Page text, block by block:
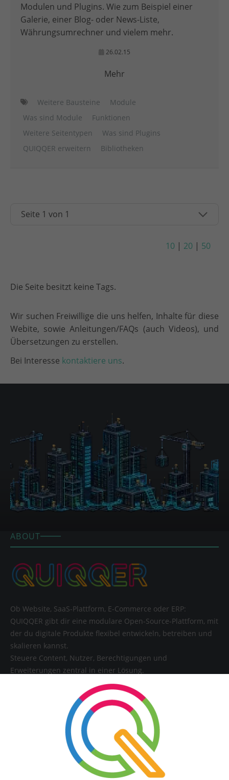
Modulen und Plugins. Wie zum Beispiel einer
Galerie, einer Blog- oder News-Liste,
Währungsumrechner und vielem mehr.
26.02.15
Mehr
Weitere Bausteine
Module
Was sind Module
Funktionen
Weitere Seitentypen
Was sind Plugins
QUIQQER erweitern
Bibliotheken
10 | 20 | 50
Die Seite besitzt keine Tags.
Wir suchen Freiwillige die uns helfen, Inhalte für diese
Webite, sowie Anleitungen/FAQs (auch Videos), und
Übersetzungen zu erstellen.
Bei Interesse kontaktiere uns.
ABOUT
Ob Website, SaaS-Plattform, E-Commerce oder ERP:
QUIQQER gibt dir eine modulare Open-Source-Plattform, mit
der du digitale Produkte flexibel entwickeln, betreiben und
skalieren kannst.
Steuere Content, Nutzer, Berechtigungen und
Erweiterungen zentral in einer Lösung.